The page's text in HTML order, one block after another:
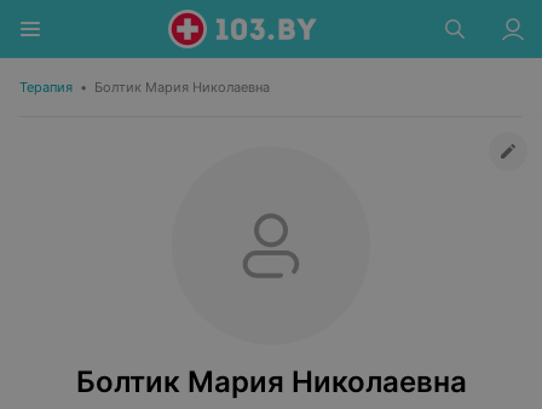
Терапия • Болтик Мария Николаевна
Болтик Мария Николаевна